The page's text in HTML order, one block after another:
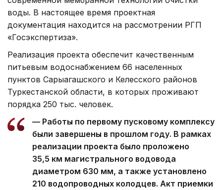
воды. В настоящее время проектная
документация находится на рассмотрении РГП
«Госэкспертиза».
Реализация проекта обеспечит качественным
питьевым водоснабжением 66 населенных
пунктов Сарыагашского и Келесского районов
Туркестанской области, в которых проживают
порядка 250 тыс. человек.
— Работы по первому пусковому комплексу
были завершены в прошлом году. В рамках
реализации проекта было проложено
35,5 км магистрального водовода
диаметром 630 мм, а также установлено
210 водопроводных колодцев. Акт приемки